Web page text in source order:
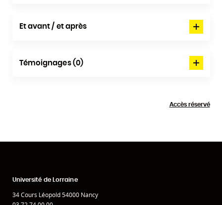
Et avant / et après
Témoignages (0)
Accès réservé
Université de Lorraine
34 Cours Léopold 54000 Nancy